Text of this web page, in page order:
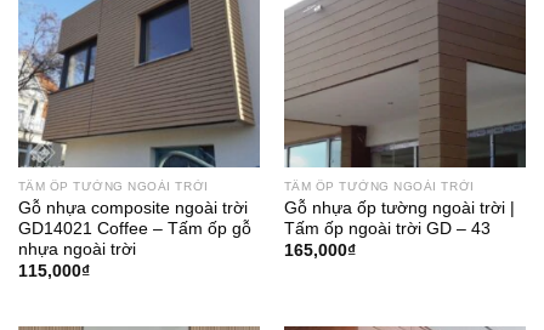
TẤM ỐP TƯỜNG NGOÀI TRỜI
Gỗ nhựa composite ngoài trời
GD14021 Coffee – Tấm ốp gỗ
nhựa ngoài trời
115,000₫
TẤM ỐP TƯỜNG NGOÀI TRỜI
Gỗ nhựa ốp tường ngoài trời |
Tấm ốp ngoài trời GD – 43
165,000₫